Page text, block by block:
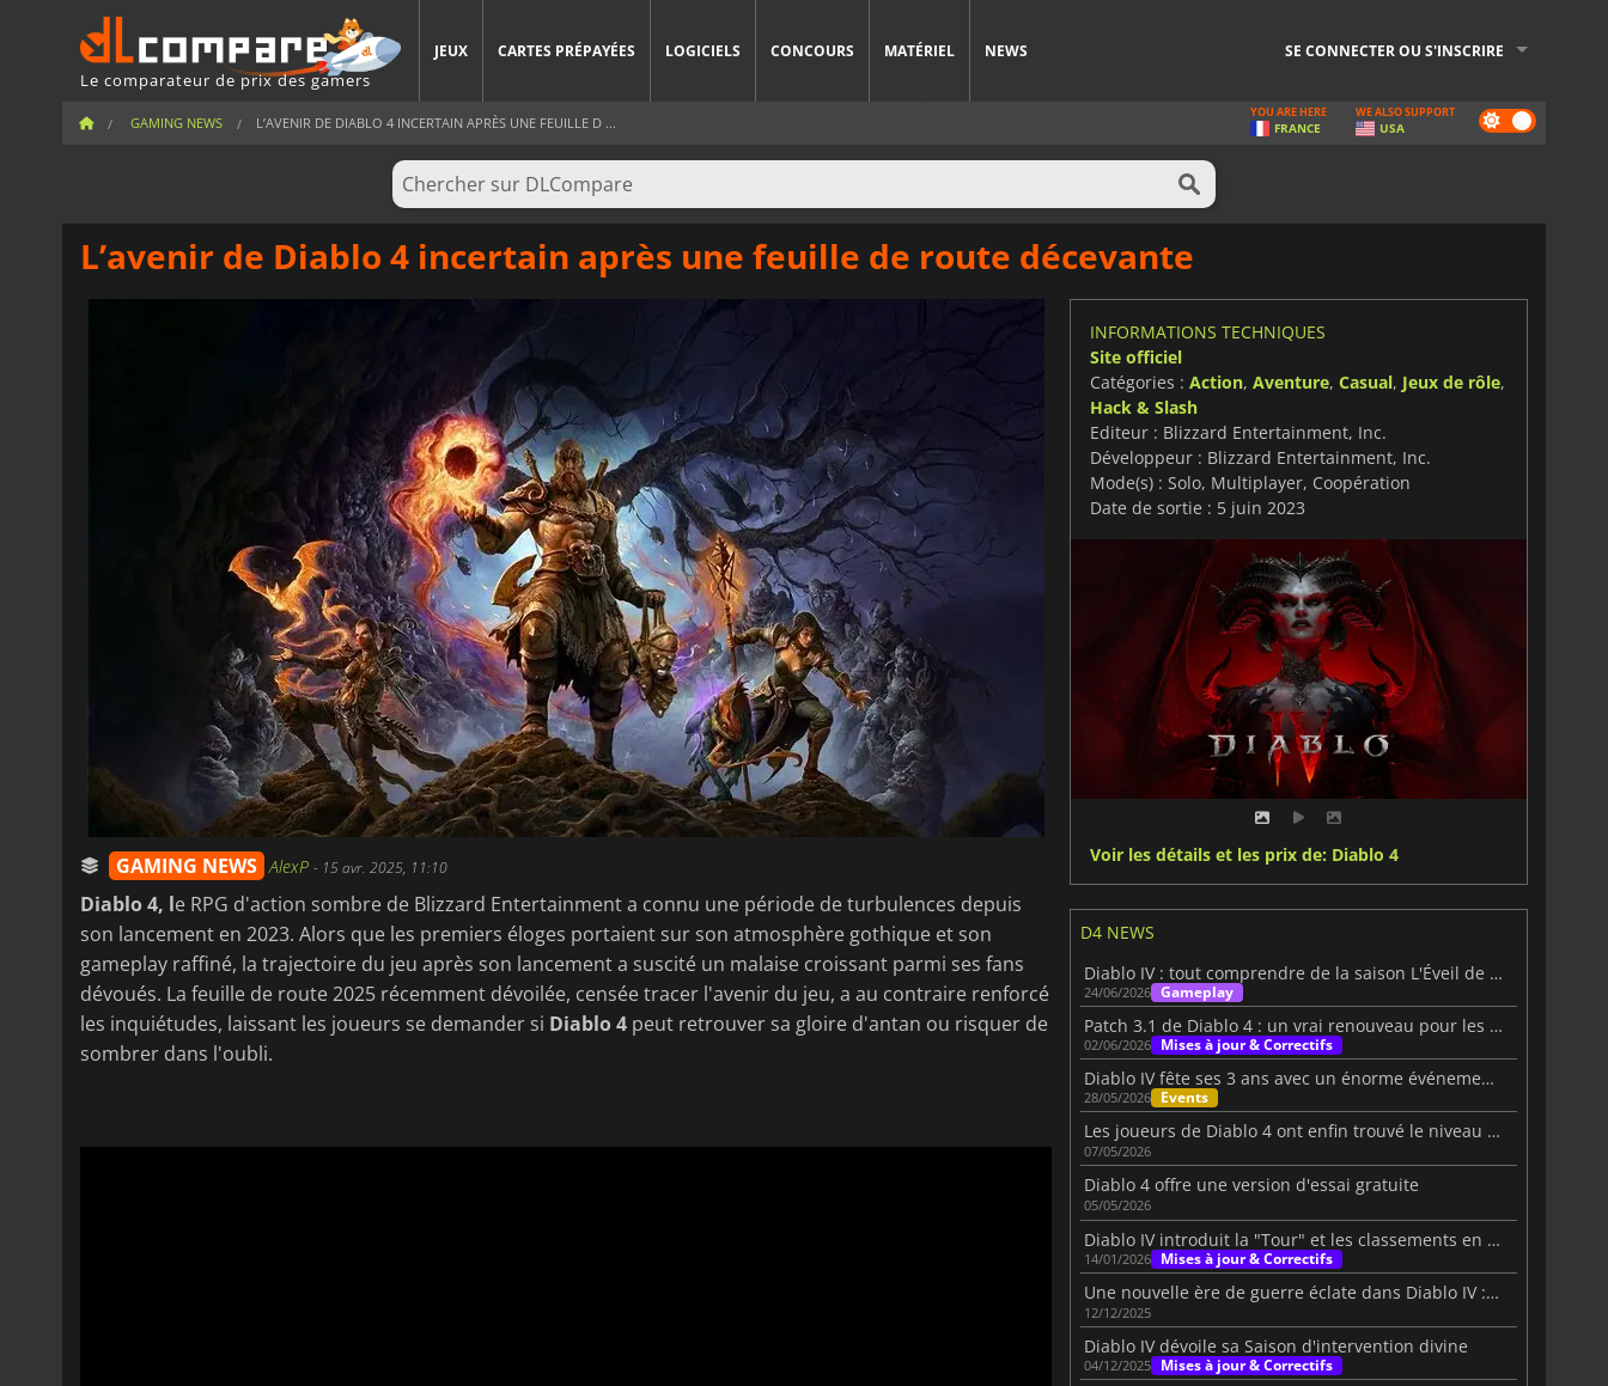
Le comparateur de prix des gamers
JEUX CARTES PRÉPAYÉES LOGICIELS CONCOURS MATÉRIEL NEWS SE CONNECTER OU S'INSCRIRE
GAMING NEWS L’AVENIR DE DIABLO 4 INCERTAIN APRÈS UNE FEUILLE D ... Dark
mode
YOU ARE HERE
FRANCE
WE ALSO SUPPORT
USA
L’avenir de Diablo 4 incertain après une feuille de route décevante
GAMING NEWS AlexP - 15 avr. 2025, 11:10
Diablo 4, le RPG d'action sombre de Blizzard Entertainment a connu une période de turbulences depuis
son lancement en 2023. Alors que les premiers éloges portaient sur son atmosphère gothique et son
gameplay raffiné, la trajectoire du jeu après son lancement a suscité un malaise croissant parmi ses fans
dévoués. La feuille de route 2025 récemment dévoilée, censée tracer l'avenir du jeu, a au contraire renforcé
les inquiétudes, laissant les joueurs se demander si Diablo 4 peut retrouver sa gloire d'antan ou risquer de
sombrer dans l'oubli.
INFORMATIONS TECHNIQUES
Site officiel
Catégories : Action, Aventure, Casual, Jeux de rôle,
Hack & Slash
Editeur : Blizzard Entertainment, Inc.
Développeur : Blizzard Entertainment, Inc.
Mode(s) : Solo, Multiplayer, Coopération
Date de sortie : 5 juin 2023
Voir les détails et les prix de: Diablo 4
D4 NEWS
Diablo IV : tout comprendre de la saison L'Éveil de la mort
24/06/2026 Gameplay
Patch 3.1 de Diablo 4 : un vrai renouveau pour les joueurs solo
02/06/2026 Mises à jour & Correctifs
Diablo IV fête ses 3 ans avec un énorme événement anniversaire
28/05/2026 Events
Les joueurs de Diablo 4 ont enfin trouvé le niveau secret de la vache
07/05/2026
Diablo 4 offre une version d'essai gratuite
05/05/2026
Diablo IV introduit la "Tour" et les classements en bêta
14/01/2026 Mises à jour & Correctifs
Une nouvelle ère de guerre éclate dans Diablo IV : Lord of Hatred
12/12/2025
Diablo IV dévoile sa Saison d'intervention divine
04/12/2025 Mises à jour & Correctifs